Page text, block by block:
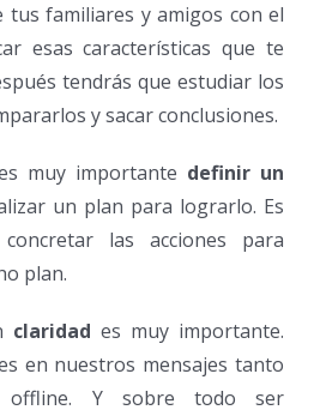
tus familiares y amigos con el
esas características que te
tendrás que estudiar los
y sacar conclusiones.
muy importante definir un
un plan para lograrlo. Es
concretar las acciones para
plan.
claridad es muy importante.
en nuestros mensajes tanto
offline. Y sobre todo ser